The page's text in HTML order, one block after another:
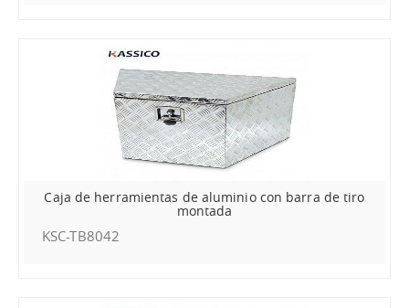
Caja de herramientas de aluminio con barra de tiro
montada
KSC-TB8042